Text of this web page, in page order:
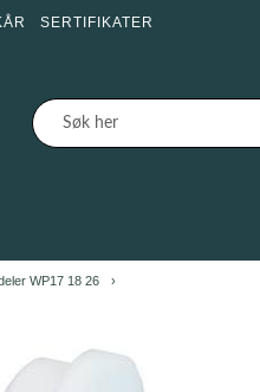
SERTIFIKATER
WP17 18 26